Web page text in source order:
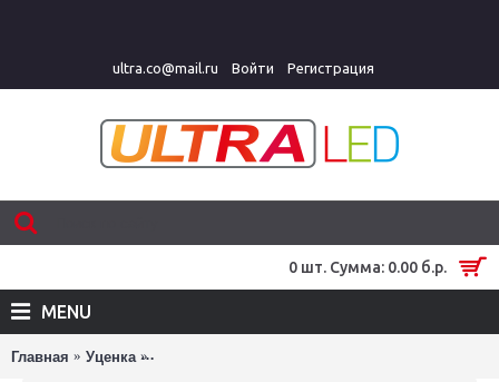
ultra.co@mail.ru Войти Регистрация
0 шт. Сумма: 0.00 б.р.
MENU
Главная Уценка Светодиодная лампа ASTRA LED G45 7W E14